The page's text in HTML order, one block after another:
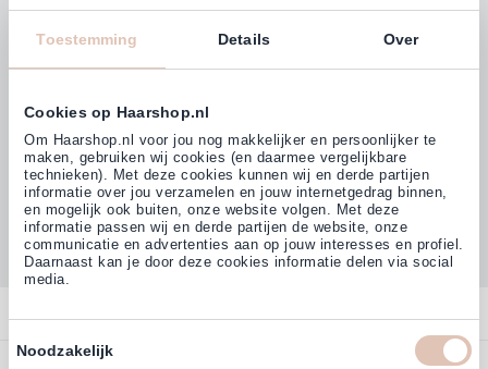
Toestemming Details Over
Cookies op Haarshop.nl
Om Haarshop.nl voor jou nog makkelijker en persoonlijker te
maken, gebruiken wij cookies (en daarmee vergelijkbare
technieken). Met deze cookies kunnen wij en derde partijen
informatie over jou verzamelen en jouw internetgedrag binnen,
en mogelijk ook buiten, onze website volgen. Met deze
informatie passen wij en derde partijen de website, onze
communicatie en advertenties aan op jouw interesses en profiel.
Daarnaast kan je door deze cookies informatie delen via social
media.
Noodzakelijk
Contact
Overzicht
E-mailadres
Inschrijven
Volg ons
Klanten beoordelen ons met
4,77 (38.000+)